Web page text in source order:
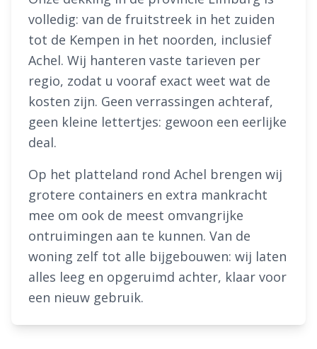
volledig: van de fruitstreek in het zuiden
tot de Kempen in het noorden, inclusief
Achel. Wij hanteren vaste tarieven per
regio, zodat u vooraf exact weet wat de
kosten zijn. Geen verrassingen achteraf,
geen kleine lettertjes: gewoon een eerlijke
deal.
Op het platteland rond Achel brengen wij
grotere containers en extra mankracht
mee om ook de meest omvangrijke
ontruimingen aan te kunnen. Van de
woning zelf tot alle bijgebouwen: wij laten
alles leeg en opgeruimd achter, klaar voor
een nieuw gebruik.